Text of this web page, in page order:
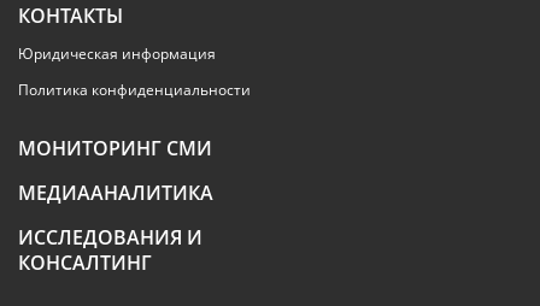
КОНТАКТЫ
Юридическая информация
Политика конфиденциальности
МОНИТОРИНГ СМИ
МЕДИААНАЛИТИКА
ИССЛЕДОВАНИЯ И
КОНСАЛТИНГ